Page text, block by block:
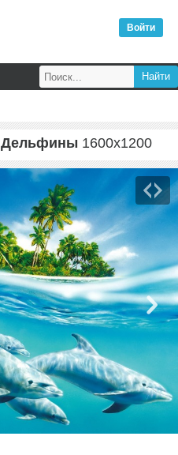
Войти
Дельфины 1600x1200